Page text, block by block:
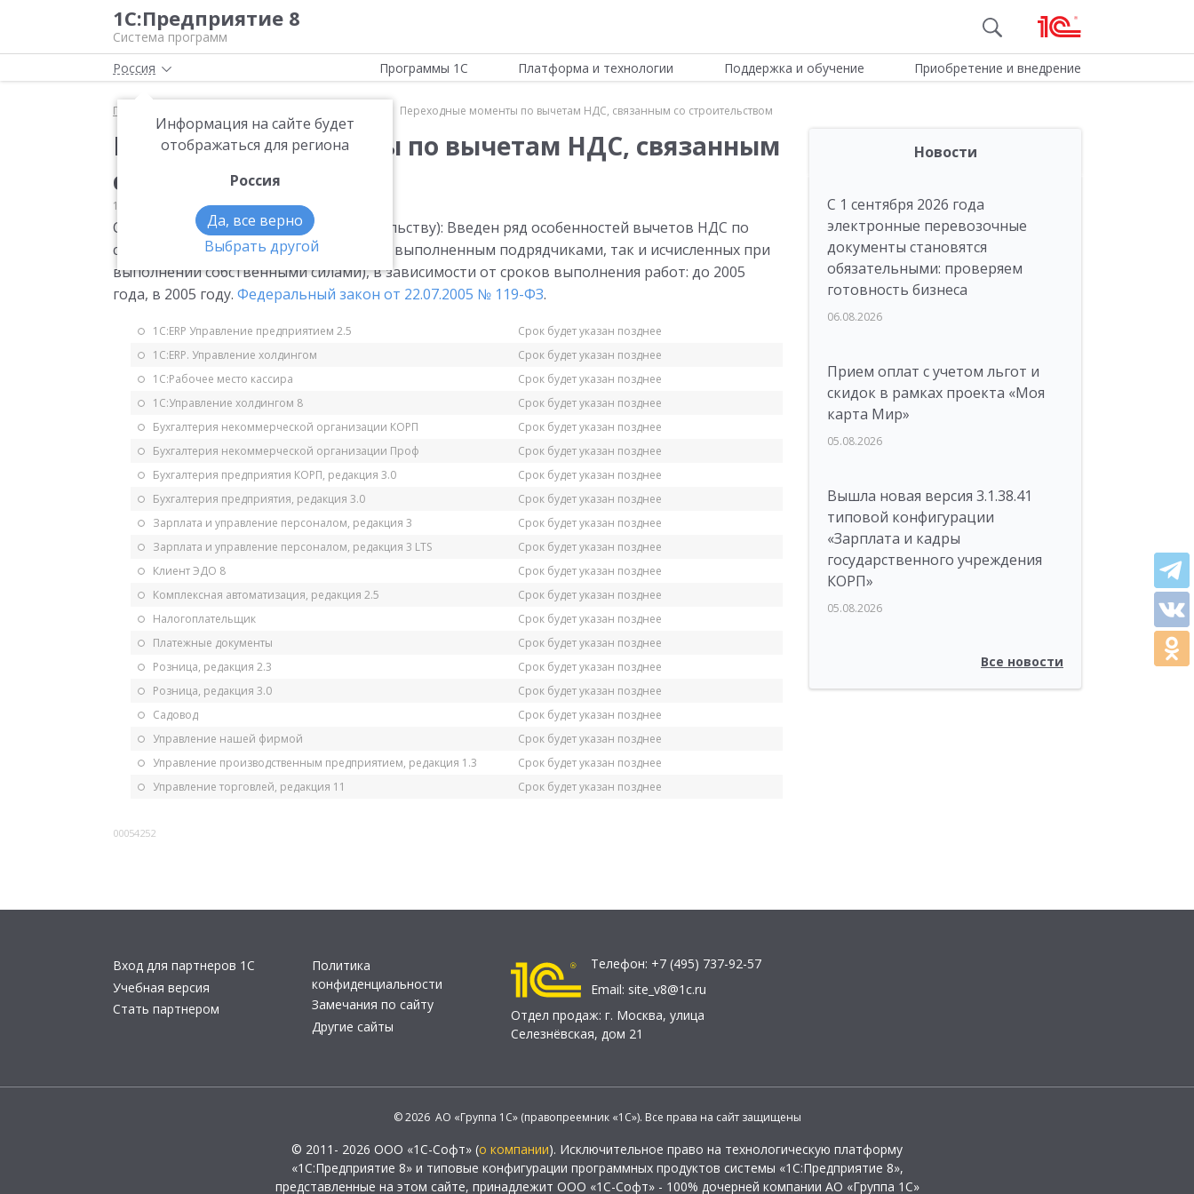
1С:Предприятие 8
Система программ
Россия
Информация на сайте будет
отображаться для региона
Россия
Да, все верно
Выбрать другой
Программы 1С Платформа и технологии Поддержка и обучение Приобретение и внедрение
Главная Переходные моменты по вычетам НДС, связанным со строительством
Переходные моменты по вычетам НДС, связанным
со строительством
10.01.2006 НДС
Ст. 3 (переходные моменты по строительству): Введен ряд особенностей вычетов НДС по
строительно-монтажным работам (как выполненным подрядчиками, так и исчисленных при
выполнении собственными силами), в зависимости от сроков выполнения работ: до 2005
года, в 2005 году. Федеральный закон от 22.07.2005 № 119-ФЗ.
1С:ERP Управление предприятием 2.5
Срок будет указан позднее
1С:ERP. Управление холдингом
Срок будет указан позднее
1С:Рабочее место кассира
Срок будет указан позднее
1С:Управление холдингом 8
Срок будет указан позднее
Бухгалтерия некоммерческой организации КОРП
Срок будет указан позднее
Бухгалтерия некоммерческой организации Проф
Срок будет указан позднее
Бухгалтерия предприятия КОРП, редакция 3.0
Срок будет указан позднее
Бухгалтерия предприятия, редакция 3.0
Срок будет указан позднее
Зарплата и управление персоналом, редакция 3
Срок будет указан позднее
Зарплата и управление персоналом, редакция 3 LTS
Срок будет указан позднее
Клиент ЭДО 8
Срок будет указан позднее
Комплексная автоматизация, редакция 2.5
Срок будет указан позднее
Налогоплательщик
Срок будет указан позднее
Платежные документы
Срок будет указан позднее
Розница, редакция 2.3
Срок будет указан позднее
Розница, редакция 3.0
Срок будет указан позднее
Садовод
Срок будет указан позднее
Управление нашей фирмой
Срок будет указан позднее
Управление производственным предприятием, редакция 1.3
Срок будет указан позднее
Управление торговлей, редакция 11
Срок будет указан позднее
00054252
Новости
С 1 сентября 2026 года
электронные перевозочные
документы становятся
обязательными: проверяем
готовность бизнеса
06.08.2026
Прием оплат с учетом льгот и
скидок в рамках проекта «Моя
карта Мир»
05.08.2026
Вышла новая версия 3.1.38.41
типовой конфигурации
«Зарплата и кадры
государственного учреждения
КОРП»
05.08.2026
Все новости
Вход для партнеров 1С
Учебная версия
Стать партнером
Политика
конфиденциальности
Замечания по сайту
Другие сайты
Телефон: +7 (495) 737-92-57
Email: site_v8@1c.ru
Отдел продаж: г. Москва, улица
Селезнёвская, дом 21
© 2026 АО «Группа 1С» (правопреемник «1С»). Все права на сайт защищены
© 2011- 2026 ООО «1С-Софт» (о компании). Исключительное право на технологическую платформу
«1С:Предприятие 8» и типовые конфигурации программных продуктов системы «1С:Предприятие 8»,
представленные на этом сайте, принадлежит ООО «1С-Софт» - 100% дочерней компании АО «Группа 1С»